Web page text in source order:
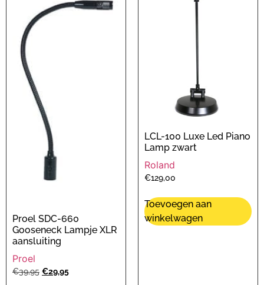
Proel SDC-660
Gooseneck Lampje XLR
aansluiting
Proel
€39,95 €29,95
LCL-100 Luxe Led Piano
Lamp zwart
Roland
€129,00
Toevoegen aan
winkelwagen